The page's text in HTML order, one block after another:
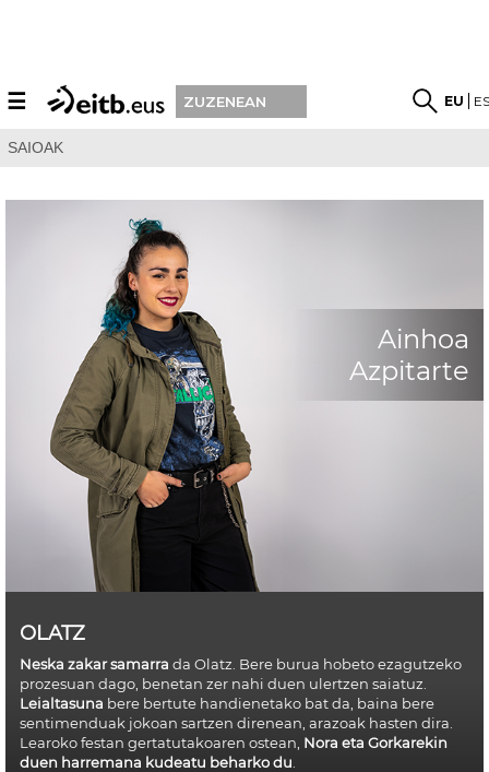
☰ ZUZENEAN EU
SAIOAK
Ainhoa
Azpitarte
OLATZ
Neska zakar samarra da Olatz. Bere burua hobeto ezagutzeko
prozesuan dago, benetan zer nahi duen ulertzen saiatuz.
Leialtasuna bere bertute handienetako bat da, baina bere
sentimenduak jokoan sartzen direnean, arazoak hasten dira.
Learoko festan gertatutakoaren ostean, Nora eta Gorkarekin
duen harremana kudeatu beharko du